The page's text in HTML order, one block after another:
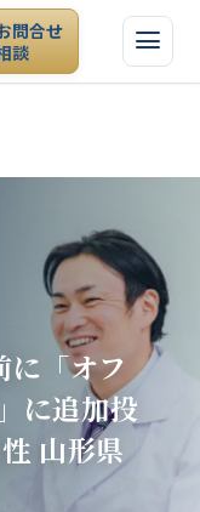
問合せ
談
に「オフ
に追加投
山形県